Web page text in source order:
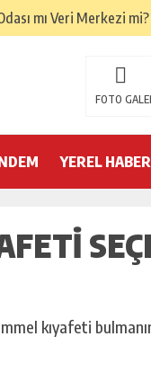
mı Veri Merkezi
FOTO
YEREL
kıyafeti bulmanın